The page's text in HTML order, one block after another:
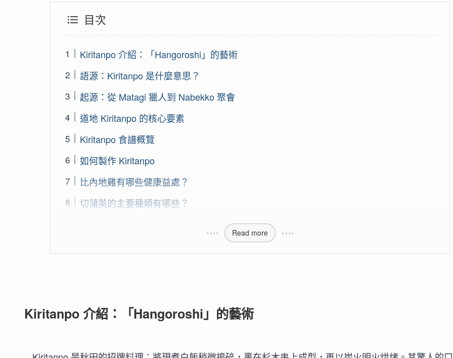
目次
Kiritanpo 介紹：「Hangoroshi」的藝術
語源：Kiritanpo 是什麼意思？
起源：從 Matagi 獵人到 Nabekko 聚會
道地 Kiritanpo 的核心要素
Kiritanpo 食譜概覽
如何製作 Kiritanpo
比內地雞有哪些健康益處？
切蒲英的主要種類有哪些？
Read more
Kiritanpo 介紹：「Hangoroshi」的藝術